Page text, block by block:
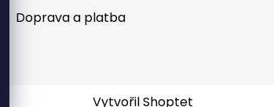
Doprava a platba
Vytvořil Shoptet